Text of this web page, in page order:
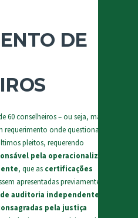
DE
conselheiros – ou seja, mais de
onde questionavam
pleitos, requerendo
pela operacionalização
, que as certificações
apresentadas previamente, que
auditoria independente
pela justiça